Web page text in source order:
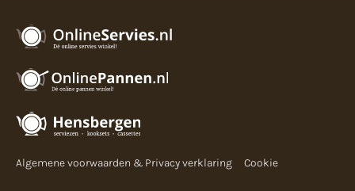
Algemene voorwaarden & Privacy verklaring Cookie